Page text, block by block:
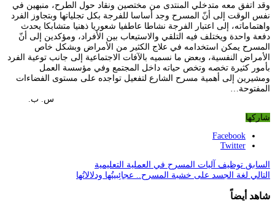
وقد اتفق معه متدخلي المنتدى من مختصين ونقاد حول الطرح، منبهين في
نفس الوقت إلى أنّ المسرح وجد أساسا للفرجة بكل تجلياتها وبتجاوز الفرد
واهتماماته، إلى اعتبار الفرجة نشاطا عاطفيا شعوريا ذهنيا متشابكا يحدث
دفعة واحدة ويختلف فيه التلقي والاستيعاب بين الأفراد، ومؤكدين إلى أنّ
المسرح يمكن استخدامه في علاج الكثير من الأمراض وبشكل خاص
الأمراض النفسية، وبعض ما نسميه بالآفات الاجتماعية إلى جانب توعية الفرد
بأمور كثيرة تخصه وتخص حياته داخل المجتمع وفي مؤسسة العمل
ومشيرين إلى أهمية مسرح الشارع لتفعيل تواجده على مستوى الفضاءات
المفتوحة…
س. ب.
شاركها
Facebook
Twitter
السابق توظيف آليات المسرح في العملية التعليمية
التالي لغة الجسد على خشبة المسرح.. عجائِبيتُها ودلالاتُها
شاهد أيضاً